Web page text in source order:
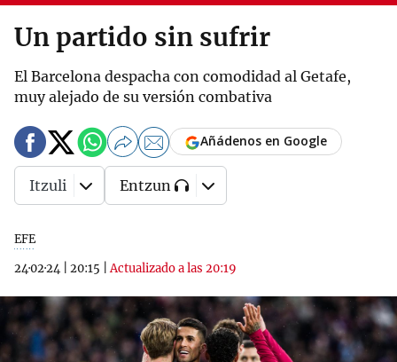
Un partido sin sufrir
El Barcelona despacha con comodidad al Getafe,
muy alejado de su versión combativa
EFE
24·02·24
20:15 |Actualizado a las 20:19
Añádenos en Google
Itzuli Entzun